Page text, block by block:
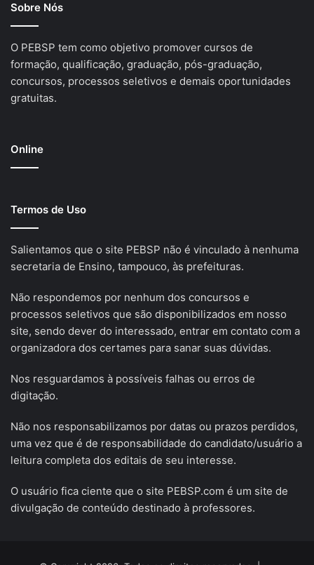
Sobre Nós
O PEBSP tem como objetivo promover cursos de
formação, qualificação, graduação, pós-graduação,
concursos, processos seletivos e demais oportunidades
gratuitas.
Online
Termos de Uso
Salientamos que o site PEBSP não é vinculado à nenhuma
secretaria de Ensino, tampouco, às prefeituras.
Não respondemos por nenhum dos concursos e
processos seletivos que são disponibilizados em nosso
site, sendo dever do interessado, entrar em contato com a
organizadora dos certames para sanar suas dúvidas.
Nos resguardamos à possíveis falhas ou erros de
digitação.
Não nos responsabilizamos por datas ou prazos perdidos,
uma vez que é de responsabilidade do candidato/usuário a
leitura completa dos editais de seu interesse.
O usuário fica ciente que o site PEBSP.com é um site de
divulgação de conteúdo destinado à professores.